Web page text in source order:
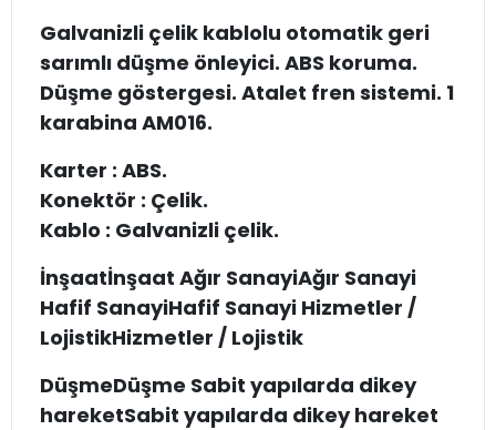
Galvanizli çelik kablolu otomatik geri
sarımlı düşme önleyici. ABS koruma.
Düşme göstergesi. Atalet fren sistemi. 1
karabina AM016.
Karter : ABS.
Konektör : Çelik.
Kablo : Galvanizli çelik.
İnşaatİnşaat Ağır SanayiAğır Sanayi
Hafif SanayiHafif Sanayi Hizmetler /
LojistikHizmetler / Lojistik
DüşmeDüşme Sabit yapılarda dikey
hareketSabit yapılarda dikey hareket